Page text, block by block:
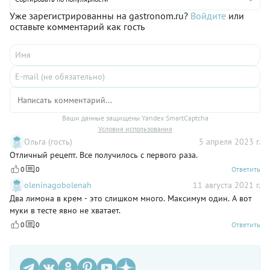
обязательно получится, как на картинке, и даже лучше.
Уже зарегистрированны на gastronom.ru? Войдите или
оставьте комментарий как гость
Ваши данные защищены Yandex SmartCaptcha
Условия использования
Ольга (гость)
5 апреля 2023 г.
Отличный рецепт. Все получилось с первого раза.
0 0 Ответить
oleninagobolenah
11 августа 2021 г.
Два лимона в крем - это слишком много. Максимум один. А вот
муки в тесте явно не хватает.
0 0 Ответить